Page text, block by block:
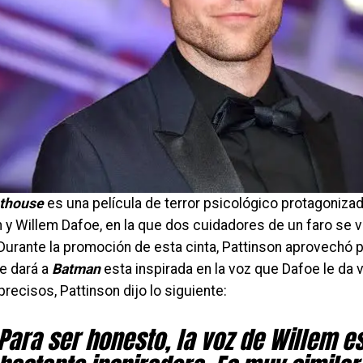
es una película de terror psicológico
y Willem Dafoe, en la que dos cuidadores de un faro se
la promoción de esta cinta, Pattinson aprovechó
dará a Batmanesta inspirada en la voz que Dafoe le da
Pattinson dijo lo siguiente:
ser honesto, la voz de Willem